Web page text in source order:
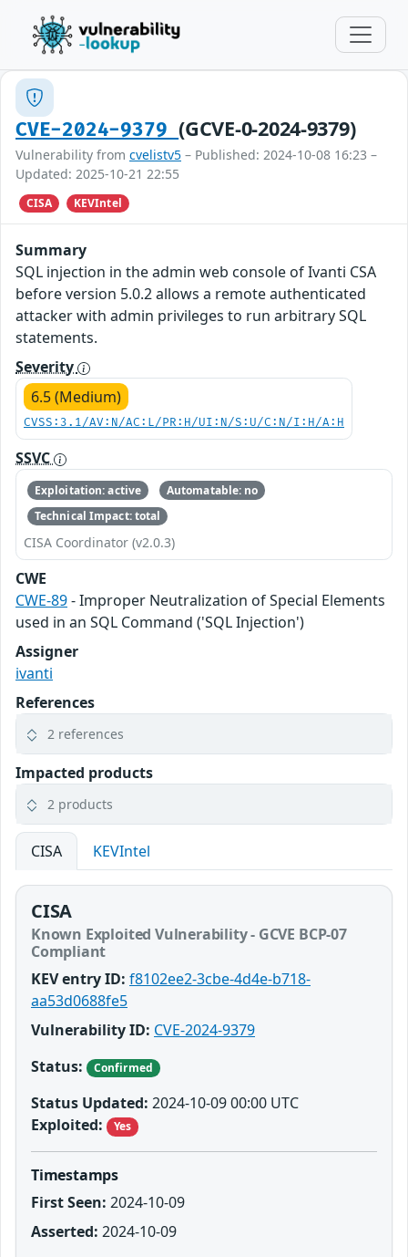
CVE-2024-9379(GCVE-0-2024-9379)
Vulnerability from cvelistv5 – Published: 2024-10-08 16:23 –
Updated: 2025-10-21 22:55
CISA KEVIntel
Summary
SQL injection in the admin web console of Ivanti CSA
before version 5.0.2 allows a remote authenticated
attacker with admin privileges to run arbitrary SQL
statements.
Severity
6.5 (Medium)
CVSS:3.1/AV:N/AC:L/PR:H/UI:N/S:U/C:N/I:H/A:H
SSVC
Exploitation: active
Automatable: no
Technical Impact: total
CISA Coordinator (v2.0.3)
CWE
CWE-89- Improper Neutralization of Special Elements
used in an SQL Command ('SQL Injection')
Assigner
ivanti
References
2 references
Impacted products
2 products
CISA KEVIntel
CISA
Known Exploited Vulnerability - GCVE BCP-07
Compliant
KEV entry ID: f8102ee2-3cbe-4d4e-b718-
aa53d0688fe5
Vulnerability ID: CVE-2024-9379
Status:
Confirmed
Status Updated: 2024-10-09 00:00 UTC
Exploited:
Yes
Timestamps
First Seen: 2024-10-09
Asserted: 2024-10-09